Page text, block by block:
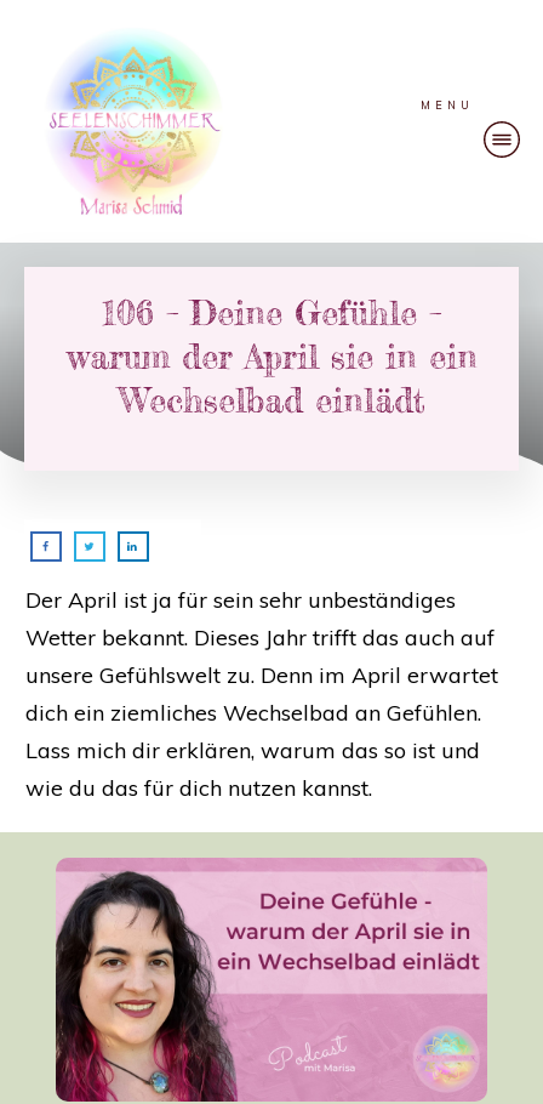
MENU
106 – Deine Gefühle –
warum der April sie in ein
Wechselbad einlädt
Der April ist ja für sein sehr unbeständiges
Wetter bekannt. Dieses Jahr trifft das auch auf
unsere Gefühlswelt zu. Denn im April erwartet
dich ein ziemliches Wechselbad an Gefühlen.
Lass mich dir erklären, warum das so ist und
wie du das für dich nutzen kannst.